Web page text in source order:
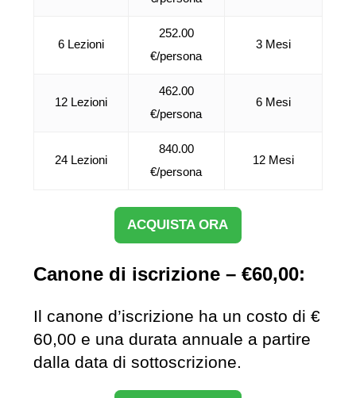
6 Lezioni
252.00
€/persona
3 Mesi
12 Lezioni
462.00
€/persona
6 Mesi
24 Lezioni
840.00
€/persona
12 Mesi
ACQUISTA ORA
Canone di iscrizione – €60,00:
Il canone d’iscrizione ha un costo di €
60,00 e una durata annuale a partire
dalla data di sottoscrizione.